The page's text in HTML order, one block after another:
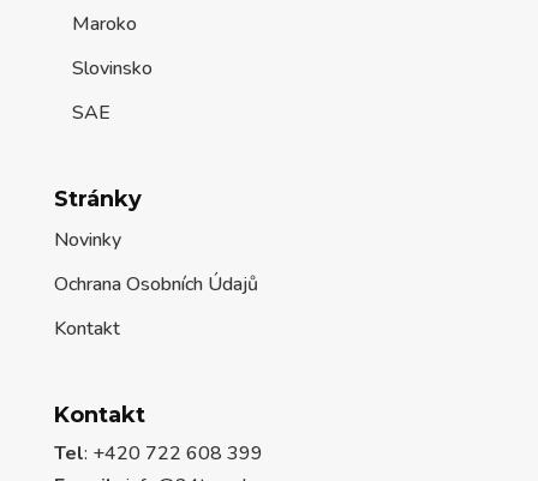
Maroko
Slovinsko
SAE
Stránky
Novinky
Ochrana Osobních Údajů
Kontakt
Kontakt
Tel: +420 722 608 399